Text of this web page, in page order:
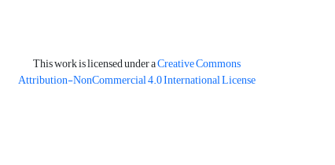
This work is licensed under aCreative Commons
Attribution-NonCommercial 4.0 International License